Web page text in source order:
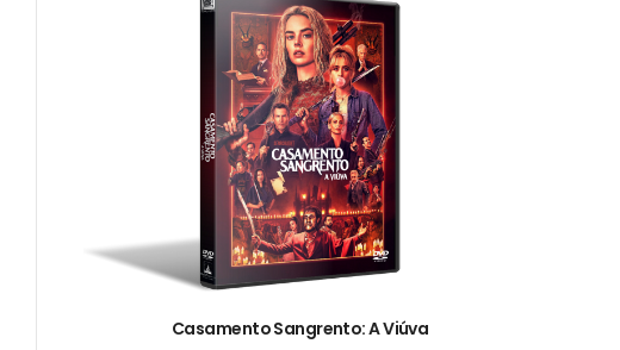
Casamento Sangrento: A Viúva